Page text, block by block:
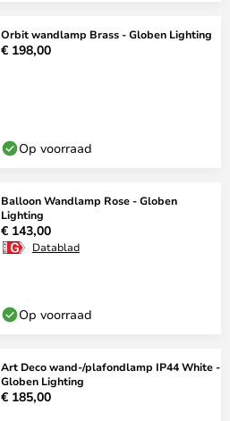
Orbit wandlamp Brass - Globen Lighting
€ 198,00
Op voorraad
Balloon Wandlamp Rose - Globen
Lighting
€ 143,00
Datablad
Op voorraad
Art Deco wand-/plafondlamp IP44 White -
Globen Lighting
€ 185,00